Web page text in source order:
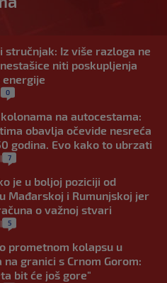
stručnjak: Iz više razloga ne
niti poskupljenja
0
na autocestama:
obavlja očevide nesreća
godina. Evo kako to ubrzati
7
je u boljoj poziciji od
Mađarskoj i Rumunjskoj jer
o važnoj stvari
5
prometnom kolapsu u
na granici s Crnom Gorom:
bit će još gore"